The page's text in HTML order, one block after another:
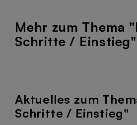
Mehr zum Thema
Schritte / Einstieg"
Aktuelles zum
Schritte / Einstieg"